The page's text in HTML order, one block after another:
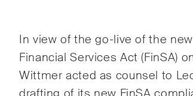
In view of the go-live of the
Financial Services Act (FinSA)
Wittmer acted as counsel to
drafting of its new FinSA
Une sélection mensuelle de
sujets clés issus de nos
domaines d'activités, secteurs
et industries, ainsi que des